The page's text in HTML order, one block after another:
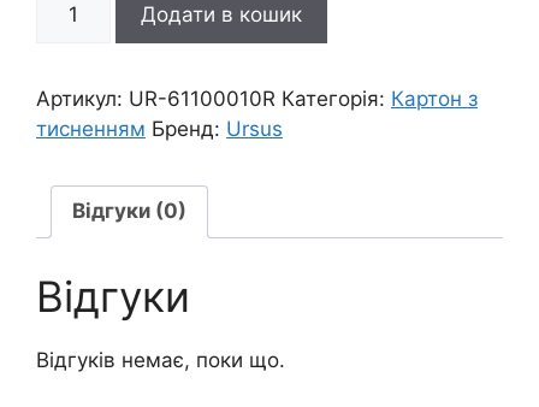
з
тисненням|"Звездочки"
23х33см
ЗАМША
кількість
Додати в кошик
Артикул: UR-61100010R Категорія: Картон з
тисненням Бренд: Ursus
Відгуки (0)
Відгуки
Відгуків немає, поки що.